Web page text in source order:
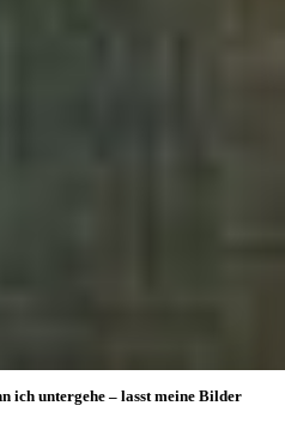
ich untergehe – lasst meine Bilder